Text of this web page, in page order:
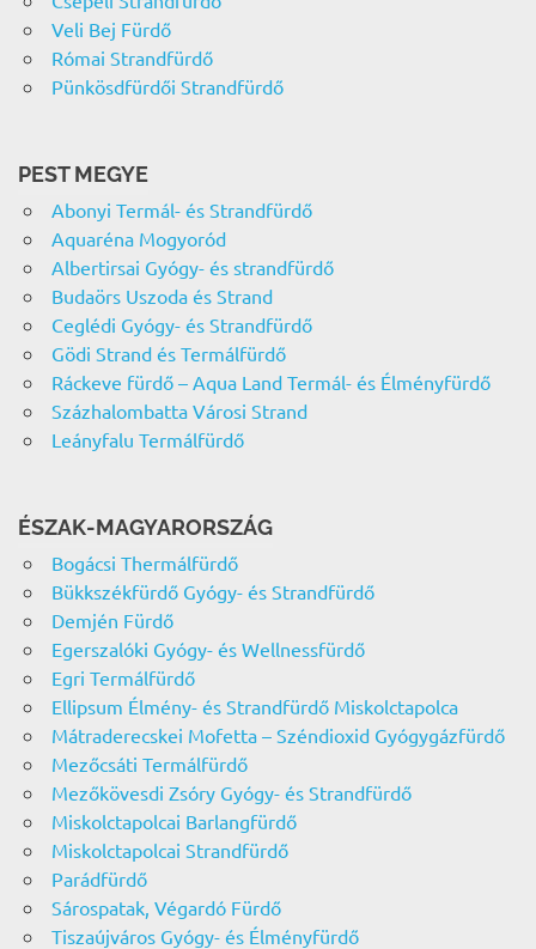
Veli Bej Fürdő
Római Strandfürdő
Pünkösdfürdői Strandfürdő
PEST MEGYE
Abonyi Termál- és Strandfürdő
Aquaréna Mogyoród
Albertirsai Gyógy- és strandfürdő
Budaörs Uszoda és Strand
Ceglédi Gyógy- és Strandfürdő
Gödi Strand és Termálfürdő
Ráckeve fürdő – Aqua Land Termál- és Élményfürdő
Százhalombatta Városi Strand
Leányfalu Termálfürdő
ÉSZAK-MAGYARORSZÁG
Bogácsi Thermálfürdő
Bükkszékfürdő Gyógy- és Strandfürdő
Demjén Fürdő
Egerszalóki Gyógy- és Wellnessfürdő
Egri Termálfürdő
Ellipsum Élmény- és Strandfürdő Miskolctapolca
Mátraderecskei Mofetta – Széndioxid Gyógygázfürdő
Mezőcsáti Termálfürdő
Mezőkövesdi Zsóry Gyógy- és Strandfürdő
Miskolctapolcai Barlangfürdő
Miskolctapolcai Strandfürdő
Parádfürdő
Sárospatak, Végardó Fürdő
Tiszaújváros Gyógy- és Élményfürdő